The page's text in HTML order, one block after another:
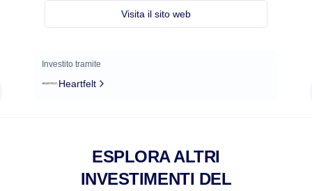
Visita il sito web
Investito tramite
Heartfelt
ESPLORA ALTRI
INVESTIMENTI DEL